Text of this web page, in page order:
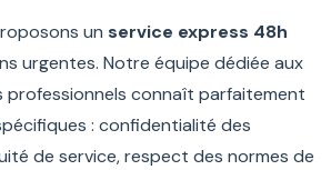
un service express 48h
urgentes. Notre équipe dédiée aux
professionnels connaît parfaitement
: confidentialité des
de service, respect des normes de